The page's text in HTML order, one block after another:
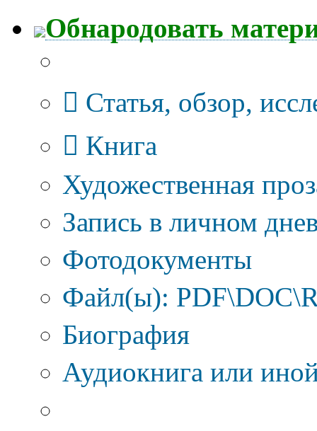
Обнародовать
Статья, обзор,
Книга
Художественная
Запись в личном
Фотодокументы
Файл(ы):
Биография
Аудиокнига или